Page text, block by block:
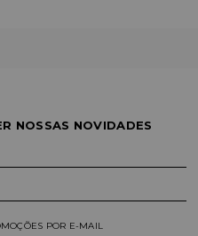
NOSSAS NOVIDADES
POR E-MAIL